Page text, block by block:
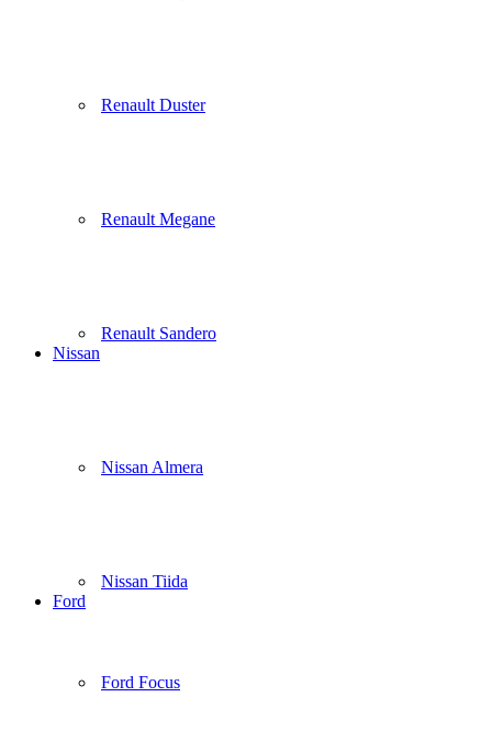
Renault Duster
Renault Megane
Renault Sandero
Nissan
Nissan Almera
Nissan Tiida
Ford
Ford Focus